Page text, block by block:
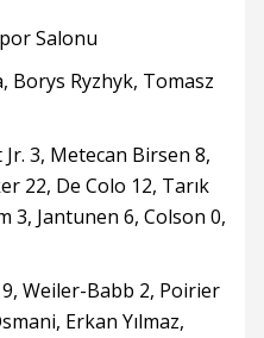
Salonu
Borys Ryzhyk, Tomasz
Jr. 3, Metecan Birsen 8,
22, De Colo 12, Tarık
3, Jantunen 6, Colson 0,
9, Weiler-Babb 2, Poirier
Erkan Yılmaz,